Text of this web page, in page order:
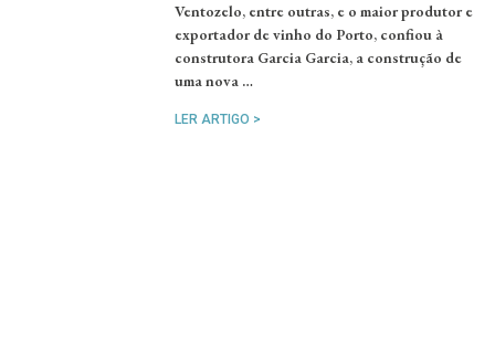
Ventozelo, entre outras, e o maior produtor e
exportador de vinho do Porto, confiou à
construtora Garcia Garcia, a construção de
uma nova …
LER ARTIGO >